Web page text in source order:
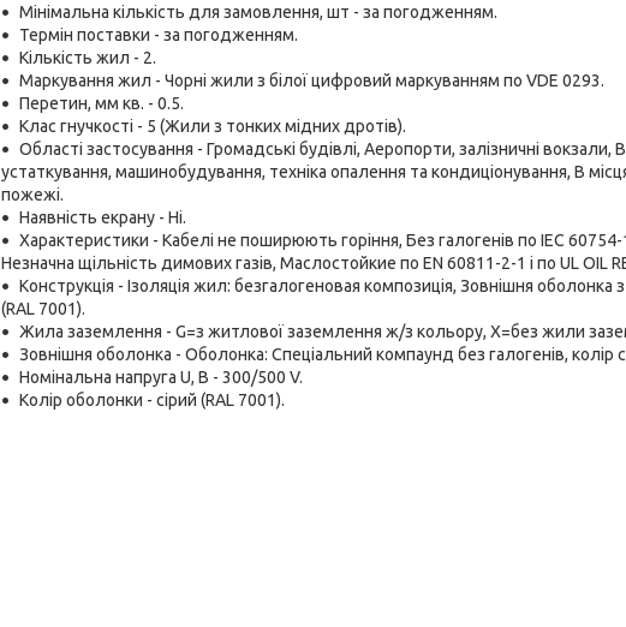
Мінімальна кількість для замовлення, шт - за погодженням.
Термін поставки - за погодженням.
Кількість жил - 2.
Маркування жил - Чорні жили з білої цифровий маркуванням по VDE 0293.
Перетин, мм кв. - 0.5.
Клас гнучкості - 5 (Жили з тонких мідних дротів).
Області застосування - Громадські будівлі, Аеропорти, залізничні
устаткування, машинобудування, техніка опалення та кондиціонування, В
пожежі.
Наявність екрану - Ні.
Характеристики - Кабелі не поширюють горіння, Без галогенів по IEC 60754-
Незначна щільність димових газів, Маслостойкие по EN 60811-2-1 і по UL OIL
Конструкція - Ізоляція жил: безгалогеновая композиція, Зовнішня оболонка
(RAL 7001).
Жила заземлення - G=з житлової заземлення ж/з кольору, Х=без жили
Зовнішня оболонка - Оболонка: Спеціальний компаунд без галогенів, колір
Номінальна напруга U, В - 300/500 V.
Колір оболонки - сірий (RAL 7001).